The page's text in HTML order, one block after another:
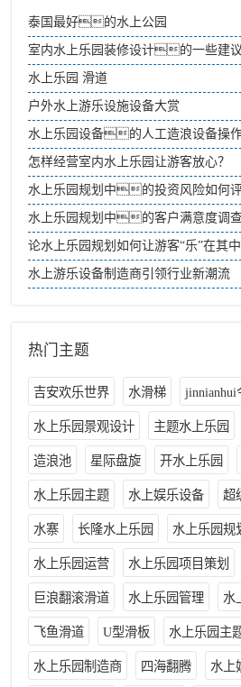
泰国最好的水上公园
室内水上乐园装修设计的一些建议
水上乐园 滑道
户外水上游乐设施设备大赏
水上乐园设备的人工造浪设备操
怎样经营室内水上乐园让游客放心？
水上乐园规划中的投资风险如何评
水上乐园规划中的客户满意度调查
论水上乐园规划如何让游客“乐”在其中
水上游乐设备制造商引领行业新潮流
热门主题
吉安欢乐世界 水滑梯 jinnianhui
水上乐园景观设计 主题水上乐园
造浪池 星际盘旋 开水上乐园
水上乐园主题 水上娱乐设备 超
水寨 长隆水上乐园 水上乐园规
水上乐园运营 水上乐园项目策划
巨浪翻滚滑道 水上乐园管理 水
飞鱼滑道 U型滑板 水上乐园主
水上乐园制造商 四海翻腾 水上